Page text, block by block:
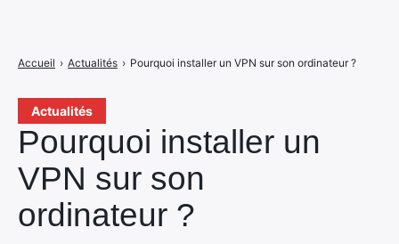
Actualités
Pourquoi installer un
VPN sur son
ordinateur ?
Accueil › Actualités › Pourquoi installer un VPN sur son ordinateur ?